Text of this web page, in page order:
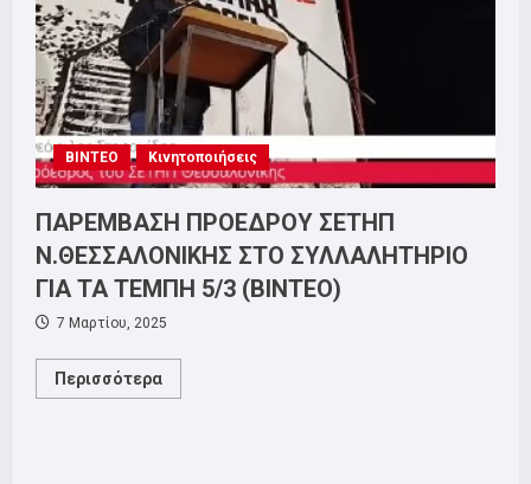
9
ΑΠΡΙΛΗ
ΟΛΟΙ
ΣΤΗΝ
ΑΠΕΡΓΙΑ!
ΒΙΝΤΕΟ Κινητοποιήσεις
ΠΑΡΕΜΒΑΣΗ ΠΡΟΕΔΡΟΥ ΣΕΤΗΠ
Ν.ΘΕΣΣΑΛΟΝΙΚΗΣ ΣΤΟ ΣΥΛΛΑΛΗΤΗΡΙΟ
ΓΙΑ ΤΑ ΤΕΜΠΗ 5/3 (ΒΙΝΤΕΟ)
7 Μαρτίου, 2025
Περισσότερα
more